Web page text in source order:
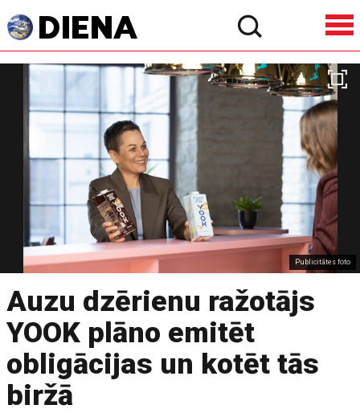
Publicitātes foto
Auzu dzērienu ražotājs
YOOK plāno emitēt
obligācijas un kotēt tās
biržā